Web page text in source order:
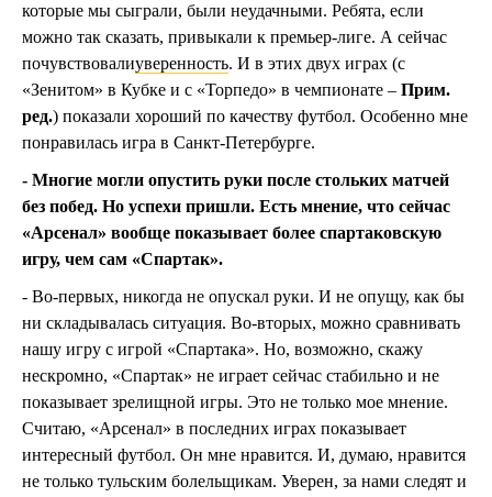
которые мы сыграли, были неудачными. Ребята, если
можно так сказать, привыкали к премьер-лиге. А сейчас
почувствовалиуверенность. И в этих двух играх (с
«Зенитом» в Кубке и с «Торпедо» в чемпионате – Прим.
ред.) показали хороший по качеству футбол. Особенно мне
понравилась игра в Санкт-Петербурге.
- Многие могли опустить руки после стольких матчей
без побед. Но успехи пришли. Есть мнение, что сейчас
«Арсенал» вообще показывает более спартаковскую
игру, чем сам «Спартак».
- Во-первых, никогда не опускал руки. И не опущу, как бы
ни складывалась ситуация. Во-вторых, можно сравнивать
нашу игру с игрой «Спартака». Но, возможно, скажу
нескромно, «Спартак» не играет сейчас стабильно и не
показывает зрелищной игры. Это не только мое мнение.
Считаю, «Арсенал» в последних играх показывает
интересный футбол. Он мне нравится. И, думаю, нравится
не только тульским болельщикам. Уверен, за нами следят и